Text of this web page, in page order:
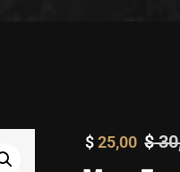
$25,00 $